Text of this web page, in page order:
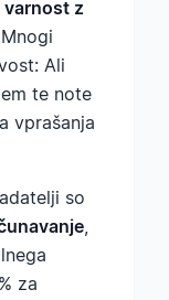
varnost z
Ali
te note
vprašanja
so
,
za